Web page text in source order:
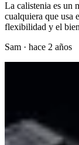
La calistenia es un
cualquiera que usa
flexibilidad y el
Sam · hace 2 años